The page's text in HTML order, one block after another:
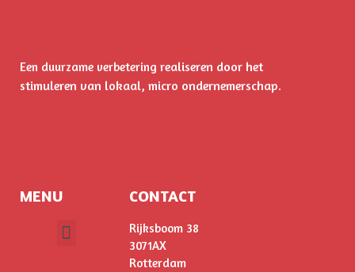
Een duurzame verbetering realiseren door het
stimuleren van lokaal, micro ondernemerschap.
MENU CONTACT
Rijksboom 38
3071AX
Rotterdam